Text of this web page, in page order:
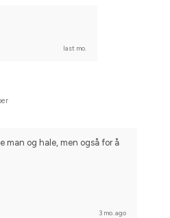
last mo.
man og hale, men også for å
3 mo. ago